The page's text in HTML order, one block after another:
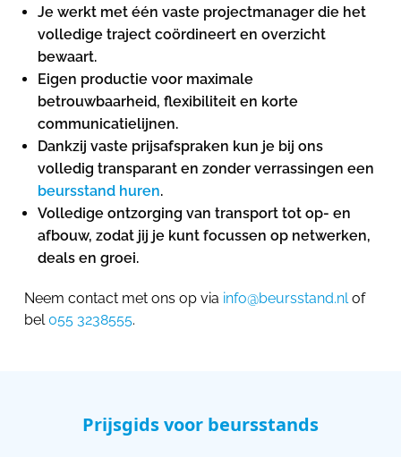
Je werkt met één vaste projectmanager die het
volledige traject coördineert en overzicht
bewaart.
Eigen productie voor maximale
betrouwbaarheid, flexibiliteit en korte
communicatielijnen.
Dankzij vaste prijsafspraken kun je bij ons
volledig transparant en zonder verrassingen een
beursstand huren.
Volledige ontzorging van transport tot op- en
afbouw, zodat jij je kunt focussen op netwerken,
deals en groei.
Neem contact met ons op via info@beursstand.nlof
bel055 3238555.
Prijsgids voor beursstands